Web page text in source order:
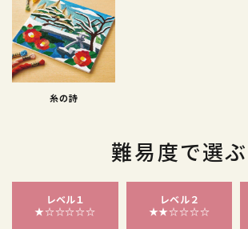
糸の詩
難易度で選ぶ
レベル１
★☆☆☆☆☆
レベル２
★★☆☆☆☆